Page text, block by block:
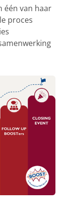
één van haar
proces